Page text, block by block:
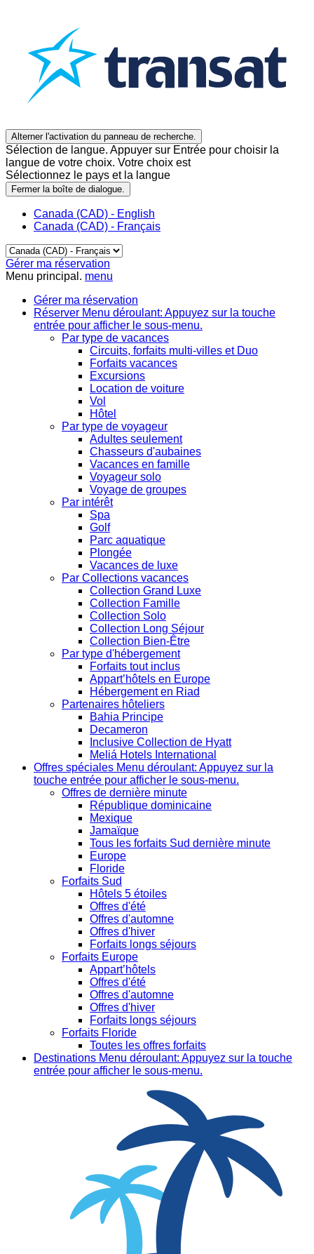
Alterner l'activation du panneau de recherche.
Sélection de langue. Appuyer sur Entrée pour choisir la
langue de votre choix. Votre choix est
Sélectionnez le pays et la langue
Fermer la boîte de dialogue.
Canada (CAD) - English
Canada (CAD) - Français
Gérer ma réservation
Menu principal. menu
Gérer ma réservation
Réserver Menu déroulant: Appuyez sur la touche
entrée pour afficher le sous-menu.
Par type de vacances
Circuits, forfaits multi-villes et Duo
Forfaits vacances
Excursions
Location de voiture
Vol
Hôtel
Par type de voyageur
Adultes seulement
Chasseurs d'aubaines
Vacances en famille
Voyageur solo
Voyage de groupes
Par intérêt
Spa
Golf
Parc aquatique
Plongée
Vacances de luxe
Par Collections vacances
Collection Grand Luxe
Collection Famille
Collection Solo
Collection Long Séjour
Collection Bien-Être
Par type d'hébergement
Forfaits tout inclus
Appart’hôtels en Europe
Hébergement en Riad
Partenaires hôteliers
Bahia Principe
Decameron
Inclusive Collection de Hyatt
Meliá Hotels International
Offres spéciales Menu déroulant: Appuyez sur la
touche entrée pour afficher le sous-menu.
Offres de dernière minute
République dominicaine
Mexique
Jamaïque
Tous les forfaits Sud dernière minute
Europe
Floride
Forfaits Sud
Hôtels 5 étoiles
Offres d'été
Offres d'automne
Offres d'hiver
Forfaits longs séjours
Forfaits Europe
Appart’hôtels
Offres d'été
Offres d'automne
Offres d'hiver
Forfaits longs séjours
Forfaits Floride
Toutes les offres forfaits
Destinations Menu déroulant: Appuyez sur la touche
entrée pour afficher le sous-menu.